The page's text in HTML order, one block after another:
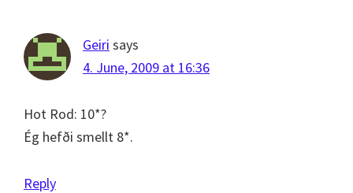
Geiri says
4. June, 2009 at 16:36
Hot Rod: 10*?
Ég hefði smellt 8*.
Reply